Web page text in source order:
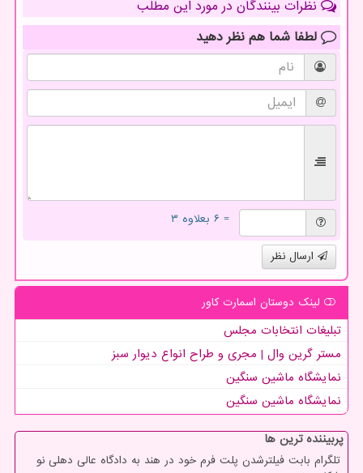
نظرات بینندگان در مورد این مطلب
لطفا شما هم نظر دهید
= ۶ بعلاوه ۳
ارسال نظر
لینک دوستان اسمارت كاور
تبلیغات انتخابات مجلس
مستر گرین وال | مجری و طراح انواع دیوار سبز
نمایشگاه ماشین سنگین
نمایشگاه ماشین سنگین
پربیننده ترین ها
تلگرام بابت فیلترشدن پلت فرم خود در هند به دادگاه عالی دهلی نو